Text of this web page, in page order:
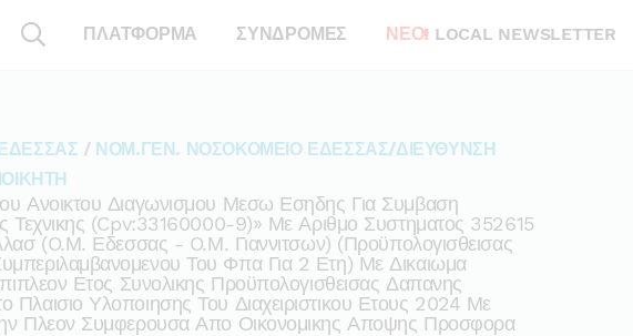
ΠΛΑΤΦΟΡΜΑ ΣΥΝΔΡΟΜΕΣ ΝΕΟ! LOCAL NEWSLETTER
/ ΝΟΜ.ΓΕΝ. ΝΟΣΟΚΟΜΕΙΟ ΕΔΕΣΣΑΣ/ΔΙΕΥΘΥΝΣΗ
Ανοικτου Διαγωνισμου Μεσω Εσηδης Για Συμβαση
Τεχνικης (cpv:33160000-9)» Με Αριθμο Συστηματος 352615
(o.μ. Εδεσσας - O.μ. Γιαννιτσων) (προϋπολογισθεισας
Του Φπα Για 2 Ετη) Με Δικαιωμα
Ετος Συνολικης Προϋπολογισθεισας Δαπανης
Υλοποιησης Του Διαχειριστικου Ετους 2024 Με
Πλεον Συμφερουσα Απο Οικονομικης Αποψης Προσφορα